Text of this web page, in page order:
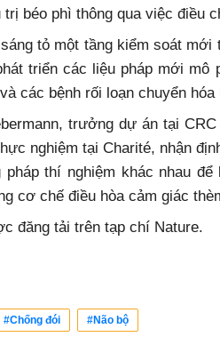
béo phì thông qua việc điều
tỏ một tầng kiểm soát
triển các liệu pháp mới mô
các bệnh rối loạn chuyển hóa
trưởng dự án tại
nghiệm tại Charité, nhận
pháp thí nghiệm khác nhau
cơ chế điều hòa cảm giác
đăng tải trên tạp chí Nature.
#Chống đói #Não bộ